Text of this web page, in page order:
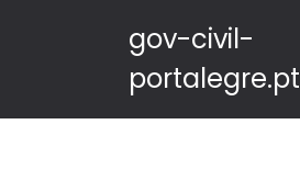
gov-civil-
portalegre.pt